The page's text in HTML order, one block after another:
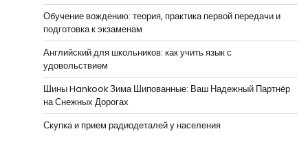
Обучение вождению: теория, практика первой передачи и
подготовка к экзаменам
Английский для школьников: как учить язык с
удовольствием
Шины Hankook Зима Шипованные: Ваш Надежный Партнёр
на Снежных Дорогах
Скупка и прием радиодеталей у населения